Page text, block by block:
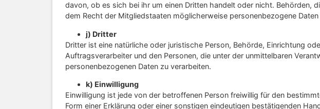
davon, ob es sich bei ihr um einen Dritten handelt oder nicht. Behörden,
dem Recht der Mitgliedstaaten möglicherweise personenbezogene
j) Dritter
Dritter ist eine natürliche oder juristische Person, Behörde, Einrichtung
Auftragsverarbeiter und den Personen, die unter der unmittelbaren
personenbezogenen Daten zu verarbeiten.
k) Einwilligung
Einwilligung ist jede von der betroffenen Person freiwillig für den
Form einer Erklärung oder einer sonstigen eindeutigen bestätigenden